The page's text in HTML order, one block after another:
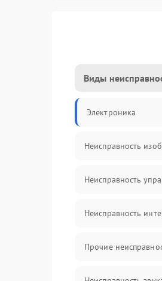
Виды
Электроника
Неисправность
Неисправность
Неисправность
Прочие